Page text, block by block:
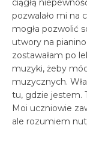
ciągłą
pozwalało mi na
mogła pozwolić
utwory na
zostawałam po
muzyki, żeby
muzycznych.
tu, gdzie jestem.
Moi uczniowie
ale rozumiem